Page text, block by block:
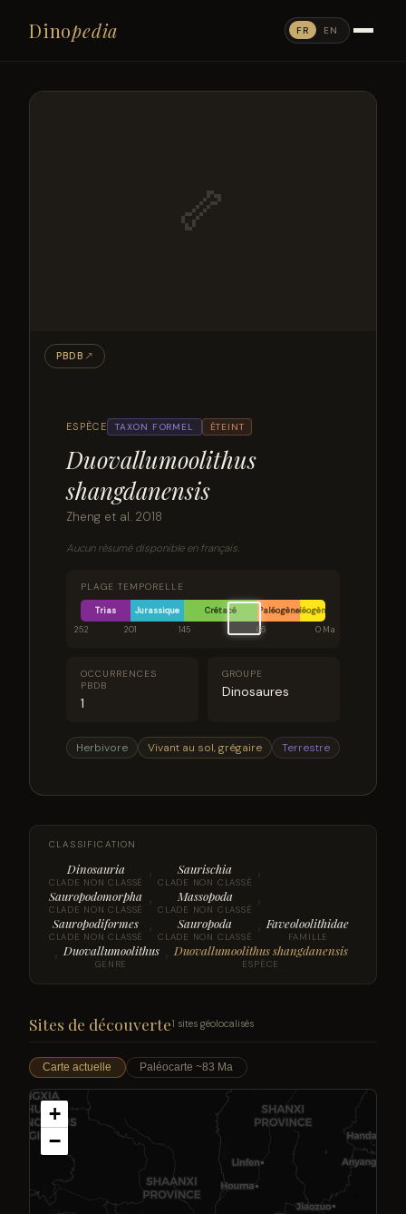
Dinopedia FR EN
ESPÈCE TAXON FORMEL ÉTEINT
Duovallumoolithus
shangdanensis
Zheng et al. 2018
Aucun résumé disponible en français.
PLAGE TEMPORELLE
Trias Jurassique Crétacé PaléogèneNéogène
252
201 145 66 0 Ma
OCCURRENCES
PBDB
1
GROUPE
Dinosaures
Herbivore Vivant au sol, grégaire Terrestre
🦴
PBDB ↗
CLASSIFICATION
Dinosauria
CLADE NON CLASSÉ › Saurischia
CLADE NON CLASSÉ ›
Sauropodomorpha
CLADE NON CLASSÉ › Massopoda
CLADE NON CLASSÉ ›
Sauropodiformes
CLADE NON CLASSÉ › Sauropoda
CLADE NON CLASSÉ › Faveoloolithidae
FAMILLE
› Duovallumoolithus
GENRE › Duovallumoolithus shangdanensis
ESPÈCE
Sites de découverte1 sites géolocalisés
Carte actuelle Paléocarte ~83 Ma
+
−